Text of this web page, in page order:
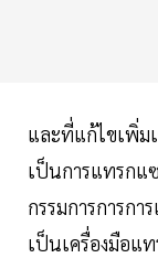
และที่แก้ไขเพิ่ม
เป็นการแทรกแ
กรรมการการก
เป็นเครื่องมือแ